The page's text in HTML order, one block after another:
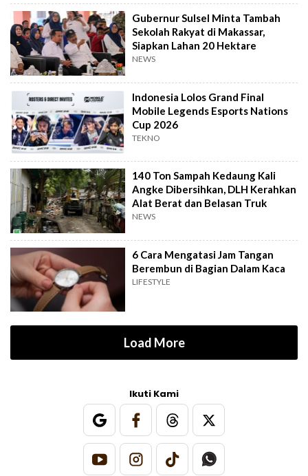
Gubernur Sulsel Minta Tambah
Sekolah Rakyat di Makassar,
Siapkan Lahan 20 Hektare
NEWS
Indonesia Lolos Grand Final
Mobile Legends Esports Nations
Cup 2026
TEKNO
140 Ton Sampah Kedaung Kali
Angke Dibersihkan, DLH Kerahkan
Alat Berat dan Belasan Truk
NEWS
6 Cara Mengatasi Jam Tangan
Berembun di Bagian Dalam Kaca
LIFESTYLE
Load More
Ikuti Kami